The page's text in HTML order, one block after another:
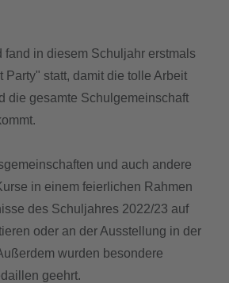
fand in diesem Schuljahr erstmals
Party" statt, d amit die tolle Arbeit
die gesamte Schulgemeinschaft
und auch andere
in einem feierlichen Rahmen
des Schuljahres 2022/23 auf
oder an der Ausstellung in der
wurden besondere
geehrt.